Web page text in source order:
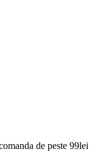
de peste 99lei